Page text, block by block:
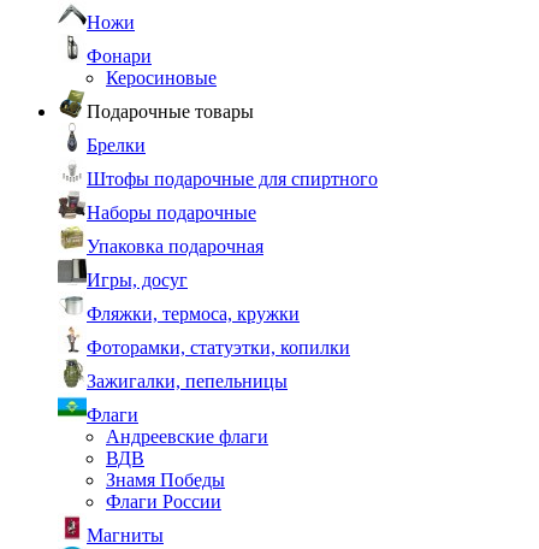
Ножи
Фонари
Керосиновые
Подарочные товары
Брелки
Штофы подарочные для спиртного
Наборы подарочные
Упаковка подарочная
Игры, досуг
Фляжки, термоса, кружки
Фоторамки, статуэтки, копилки
Зажигалки, пепельницы
Флаги
Андреевские флаги
ВДВ
Знамя Победы
Флаги России
Магниты